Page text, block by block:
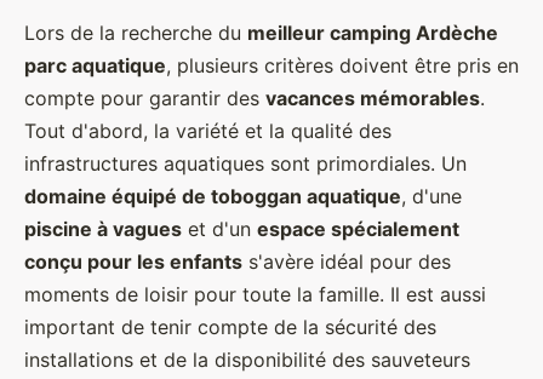
Lors de la recherche du meilleur camping Ardèche
parc aquatique, plusieurs critères doivent être pris en
compte pour garantir des vacances mémorables.
Tout d'abord, la variété et la qualité des
infrastructures aquatiques sont primordiales. Un
domaine équipé de toboggan aquatique, d'une
piscine à vagues et d'un espace spécialement
conçu pour les enfants s'avère idéal pour des
moments de loisir pour toute la famille. Il est aussi
important de tenir compte de la sécurité des
installations et de la disponibilité des sauveteurs